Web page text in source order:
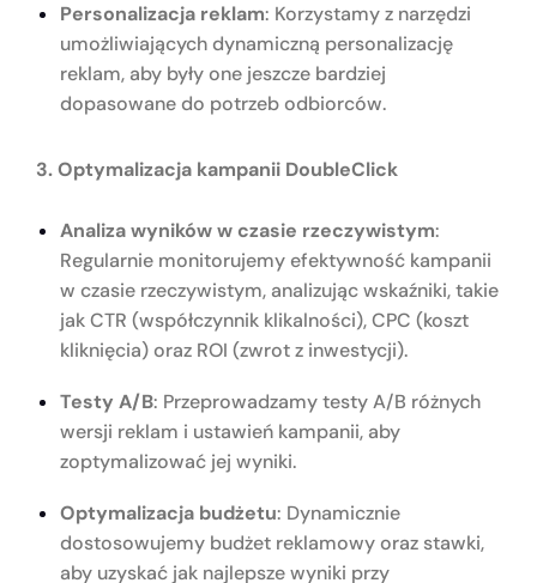
Personalizacja reklam: Korzystamy z narzędzi
umożliwiających dynamiczną personalizację
reklam, aby były one jeszcze bardziej
dopasowane do potrzeb odbiorców.
3. Optymalizacja kampanii DoubleClick
Analiza wyników w czasie rzeczywistym:
Regularnie monitorujemy efektywność kampanii
w czasie rzeczywistym, analizując wskaźniki, takie
jak CTR (współczynnik klikalności), CPC (koszt
kliknięcia) oraz ROI (zwrot z inwestycji).
Testy A/B: Przeprowadzamy testy A/B różnych
wersji reklam i ustawień kampanii, aby
zoptymalizować jej wyniki.
Optymalizacja budżetu: Dynamicznie
dostosowujemy budżet reklamowy oraz stawki,
aby uzyskać jak najlepsze wyniki przy